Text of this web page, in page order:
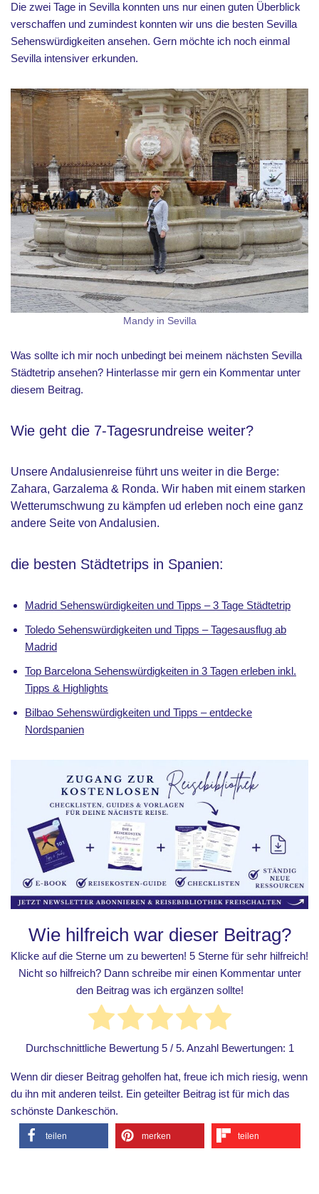
Die zwei Tage in Sevilla konnten uns nur einen guten Überblick
verschaffen und zumindest konnten wir uns die besten Sevilla
Sehenswürdigkeiten ansehen. Gern möchte ich noch einmal
Sevilla intensiver erkunden.
Mandy in Sevilla
Was sollte ich mir noch unbedingt bei meinem nächsten Sevilla
Städtetrip ansehen? Hinterlasse mir gern ein Kommentar unter
diesem Beitrag.
Wie geht die 7-Tagesrundreise weiter?
Unsere Andalusienreise führt uns weiter in die Berge:
Zahara, Garzalema & Ronda. Wir haben mit einem starken
Wetterumschwung zu kämpfen ud erleben noch eine ganz
andere Seite von Andalusien.
die besten Städtetrips in Spanien:
Madrid Sehenswürdigkeiten und Tipps – 3 Tage Städtetrip
Toledo Sehenswürdigkeiten und Tipps – Tagesausflug ab
Madrid
Top Barcelona Sehenswürdigkeiten in 3 Tagen erleben inkl.
Tipps & Highlights
Bilbao Sehenswürdigkeiten und Tipps – entdecke
Nordspanien
Wie hilfreich war dieser Beitrag?
Klicke auf die Sterne um zu bewerten! 5 Sterne für sehr hilfreich!
Nicht so hilfreich? Dann schreibe mir einen Kommentar unter
den Beitrag was ich ergänzen sollte!
Durchschnittliche Bewertung 5/ 5. Anzahl Bewertungen: 1
Wenn dir dieser Beitrag geholfen hat, freue ich mich riesig, wenn
du ihn mit anderen teilst. Ein geteilter Beitrag ist für mich das
schönste Dankeschön.
teilen merken teilen